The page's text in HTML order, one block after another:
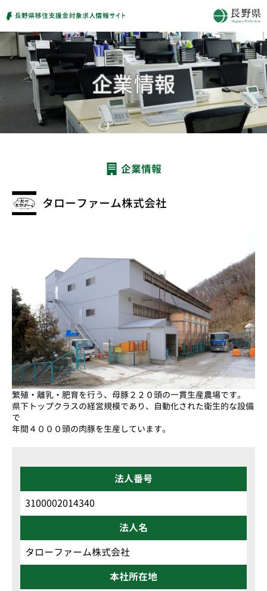
企業情報
タローファーム株式会社
繁殖・離乳・肥育を行う、母豚２２０頭の一貫生産農場です。
県下トップクラスの経営規模であり、自動化された衛生的な設備
で
年間４０００頭の肉豚を生産しています。
法人番号
3100002014340
法人名
タローファーム株式会社
本社所在地